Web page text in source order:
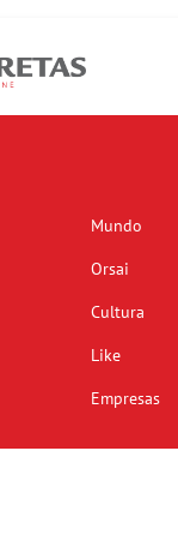
Mundo
Orsai
Cultura
Like
Empresas